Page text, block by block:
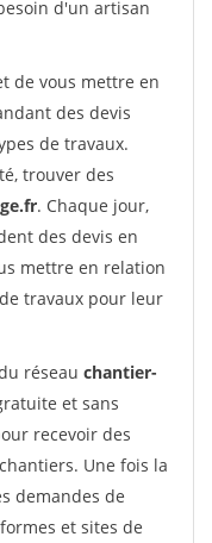
d'un artisan
de vous mettre en
des devis
de travaux.
trouver des
. Chaque jour,
des devis en
mettre en relation
travaux pour leur
réseau chantier-
et sans
recevoir des
Une fois la
demandes de
et sites de